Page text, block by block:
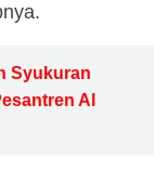
Syukuran
Al